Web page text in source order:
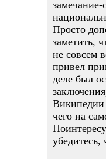
Просто
заметить,
не совсем
привел
деле был
Википедии
чего на
убедитесь,